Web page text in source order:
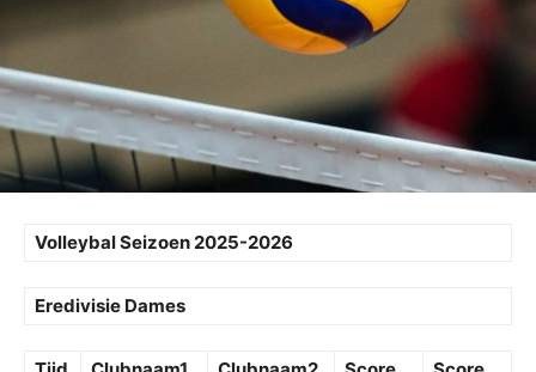
Volleybal Seizoen 2025-2026
Eredivisie Dames